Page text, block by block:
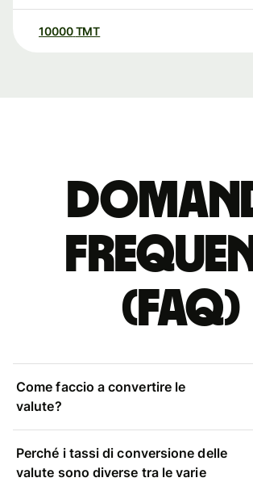
10000 TMT
(FAQ)
Come faccio a convertire le
valute?
Perché i tassi di conversione delle
valute sono diverse tra le varie